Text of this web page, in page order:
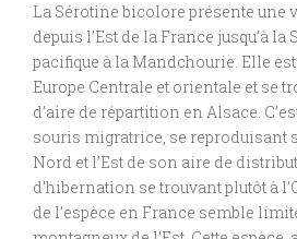
La Sérotine bicolore présente une
depuis l’Est de la France jusqu’à la
pacifique à la Mandchourie. Elle
Europe Centrale et orientale et se
d’aire de répartition en Alsace.
souris migratrice, se reproduisant
Nord et l’Est de son aire de
d’hibernation se trouvant plutôt à
de l’espèce en France semble